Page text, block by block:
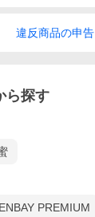
違反商品の申
ら探す
PREMIUM